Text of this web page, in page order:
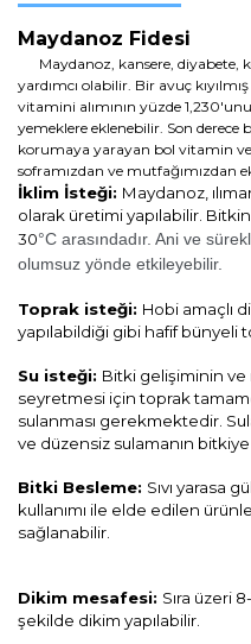
Maydanoz Fidesi
Maydanoz, kansere, diyabete,
yardımcı olabilir. Bir avuç
vitamini alımının yüzde
yemeklere eklenebilir. Son derece
korumaya yarayan bol vitamin
soframızdan ve mutfağımızdan
İklim İsteği: Maydanoz, ı
olarak üretimi yapılabilir.
30°C arasındadır. Ani ve
olumsuz yönde etkileyebilir.
Toprak isteği: Hobi amaçlı
yapılabildiği gibi hafif bünyeli
Su isteği: Bitki gelişiminin
seyretmesi için toprak
sulanması gerekmektedir.
ve düzensiz sulamanın bitkiye
Bitki Besleme: Sıvı yarasa
kullanımı ile elde edilen
sağlanabilir.
Dikim mesafesi: Sıra üzeri
şekilde dikim yapılabilir.